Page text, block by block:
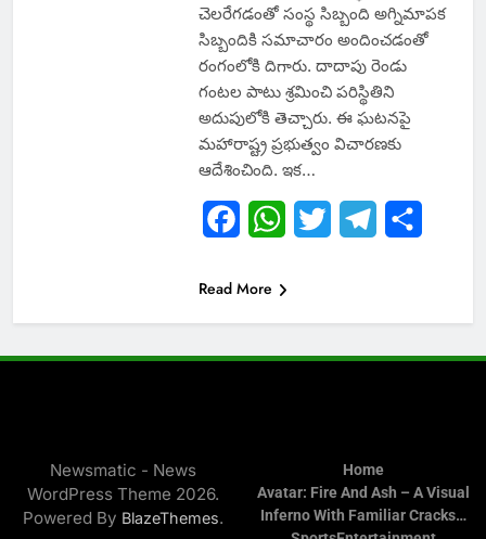
చెలరేగడంతో సంస్థ సిబ్బంది అగ్నిమాపక
సిబ్బందికి సమాచారం అందించడంతో
రంగంలోకి దిగారు. దాదాపు రెండు
గంటల పాటు శ్రమించి పరిస్థితిని
అదుపులోకి తెచ్చారు. ఈ ఘటనపై
మహారాష్ట్ర ప్రభుత్వం విచారణకు
ఆదేశించింది. ఇక…
FacebookWhatsApp
Twitter Telegram
Read More
Newsmatic - News
WordPress Theme 2026.
Powered By BlazeThemes.
Home
Avatar: Fire And Ash – A Visual
Inferno With Familiar Cracks…